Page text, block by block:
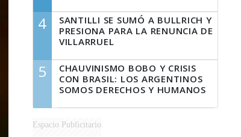
4
SANTILLI SE SUMÓ A BULLRICH Y
PRESIONA PARA LA RENUNCIA DE
VILLARRUEL
5
CHAUVINISMO BOBO Y CRISIS
CON BRASIL: LOS ARGENTINOS
SOMOS DERECHOS Y HUMANOS
Espacio Publicitario